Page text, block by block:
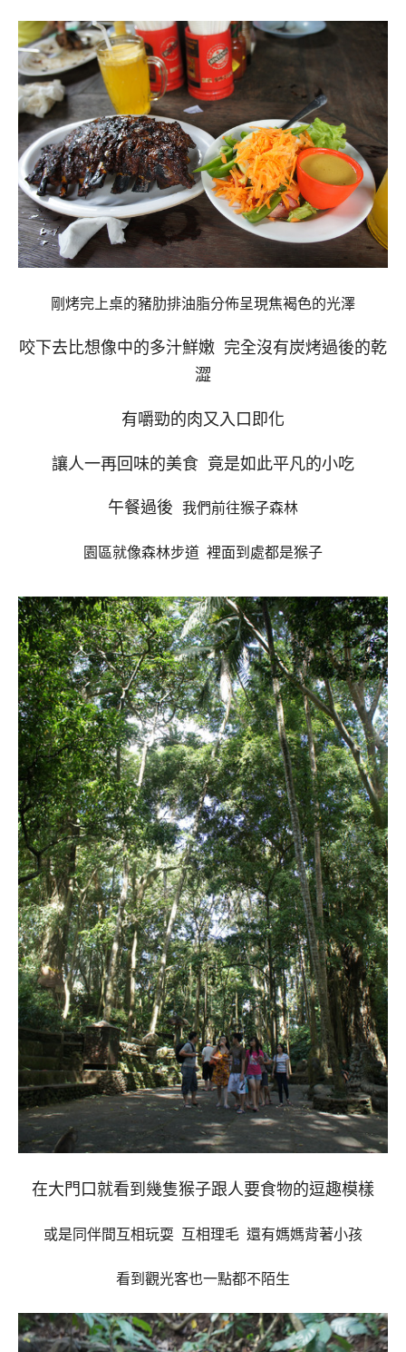
剛烤完上桌的豬肋排油脂分佈呈現焦褐色的光澤
咬下去比想像中的多汁鮮嫩 完全沒有炭烤過後的乾
澀
有嚼勁的肉又入口即化
讓人一再回味的美食 竟是如此平凡的小吃
午餐過後 我們前往猴子森林
園區就像森林步道 裡面到處都是猴子
在大門口就看到幾隻猴子跟人要食物的逗趣模樣
或是同伴間互相玩耍 互相理毛 還有媽媽背著小孩
看到觀光客也一點都不陌生